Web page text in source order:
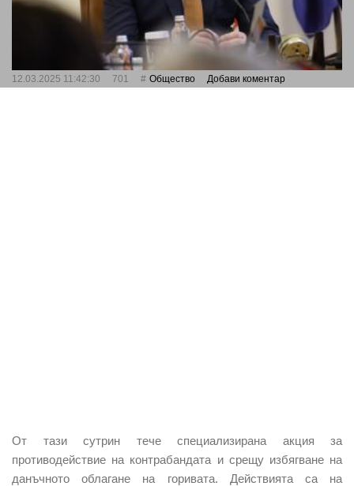
12.03.2025 11:42:30 701 Общество Добави коментар
От тази сутрин тече специализирана акция за
противодействие на контрабандата и срещу избягване на
данъчното облагане на горивата. Действията са на